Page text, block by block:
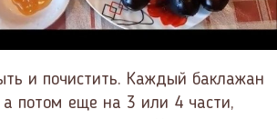
и почистить. Каждый баклажан
потом еще на 3 или 4 части,